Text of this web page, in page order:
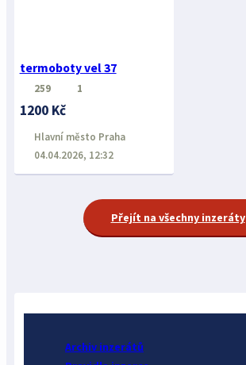
termoboty vel 37
259 1
1200 Kč
Hlavní město Praha
04.04.2026, 12:32
Přejít na všechny inzeráty
Archiv inzerátů